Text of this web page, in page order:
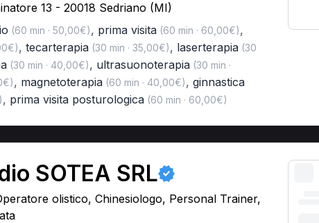
13 - 20018 Sedriano (MI)
(60 min · 50,00€), prima visita(60 min · 60,00€),
, tecarterapia(30 min · 35,00€), laserterapia(30
(30 min · 40,00€), ultrasuonoterapia(30 min ·
, magnetoterapia(60 min · 40,00€), ginnastica
, prima visita posturologica(60 min · 60,00€)
SOTEA SRL
olistico, Chinesiologo, Personal Trainer,